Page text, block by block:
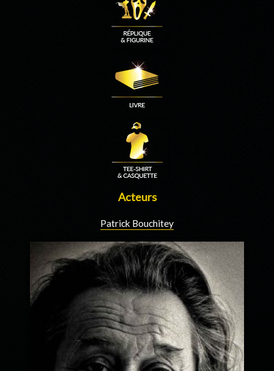
Acteurs
Patrick Bouchitey